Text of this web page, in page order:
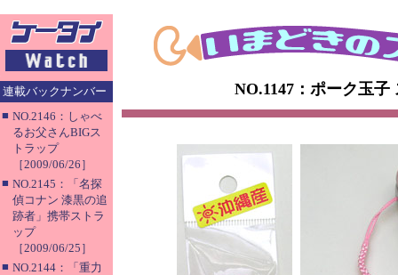
連載バックナンバー
■ NO.2146：しゃべ
るお父さんBIGス
トラップ
［2009/06/26］
■ NO.2145：「名探
偵コナン 漆黒の追
跡者」携帯ストラ
ップ
［2009/06/25］
■ NO.2144：「重力
NO.1147：ポーク玉子